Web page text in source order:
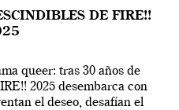
DE FIRE!!
queer: tras 30 años de
2025 desembarca con
el deseo, desafían el